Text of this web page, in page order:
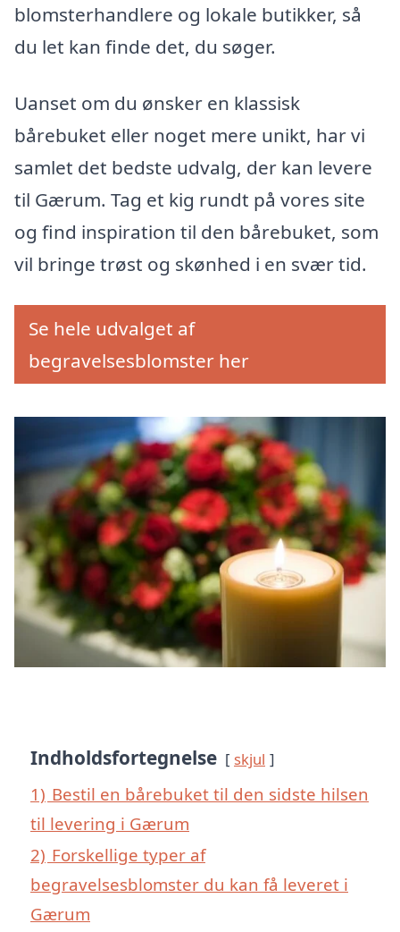
blomsterhandlere og lokale butikker, så
du let kan finde det, du søger.
Uanset om du ønsker en klassisk
bårebuket eller noget mere unikt, har vi
samlet det bedste udvalg, der kan levere
til Gærum. Tag et kig rundt på vores site
og find inspiration til den bårebuket, som
vil bringe trøst og skønhed i en svær tid.
Se hele udvalget af
begravelsesblomster her
Indholdsfortegnelse skjul
1) Bestil en bårebuket til den sidste hilsen
til levering i Gærum
2) Forskellige typer af
begravelsesblomster du kan få leveret i
Gærum